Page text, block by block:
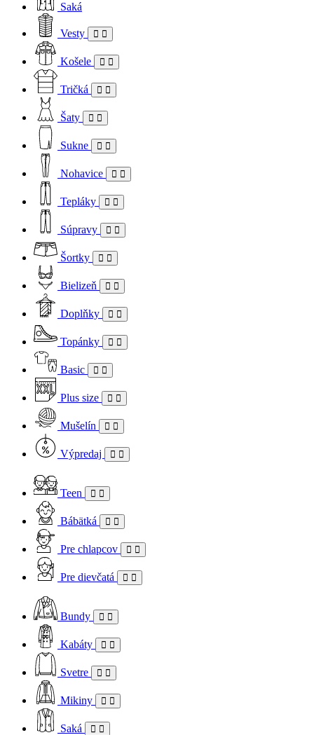
Saká
Vesty
Košele
Tričká
Šaty
Sukne
Nohavice
Tepláky
Súpravy
Šortky
Bielizeň
Doplňky
Topánky
Basic
Plus size
Mušelín
Výpredaj
Teen
Bábätká
Pre chlapcov
Pre dievčatá
Bundy
Kabáty
Svetre
Mikiny
Saká